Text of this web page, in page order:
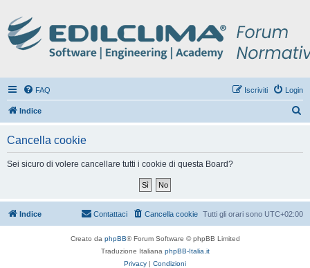
FAQ Login
Iscriviti
Indice
Cancella cookie
Sei sicuro di volere cancellare tutti i cookie di questa Board?
Indice Tutti gli orari sono UTC+02:00
Cancella cookie
Contattaci
Creato da phpBB® Forum Software © phpBB Limited
Traduzione Italiana phpBB-Italia.it
Privacy | Condizioni